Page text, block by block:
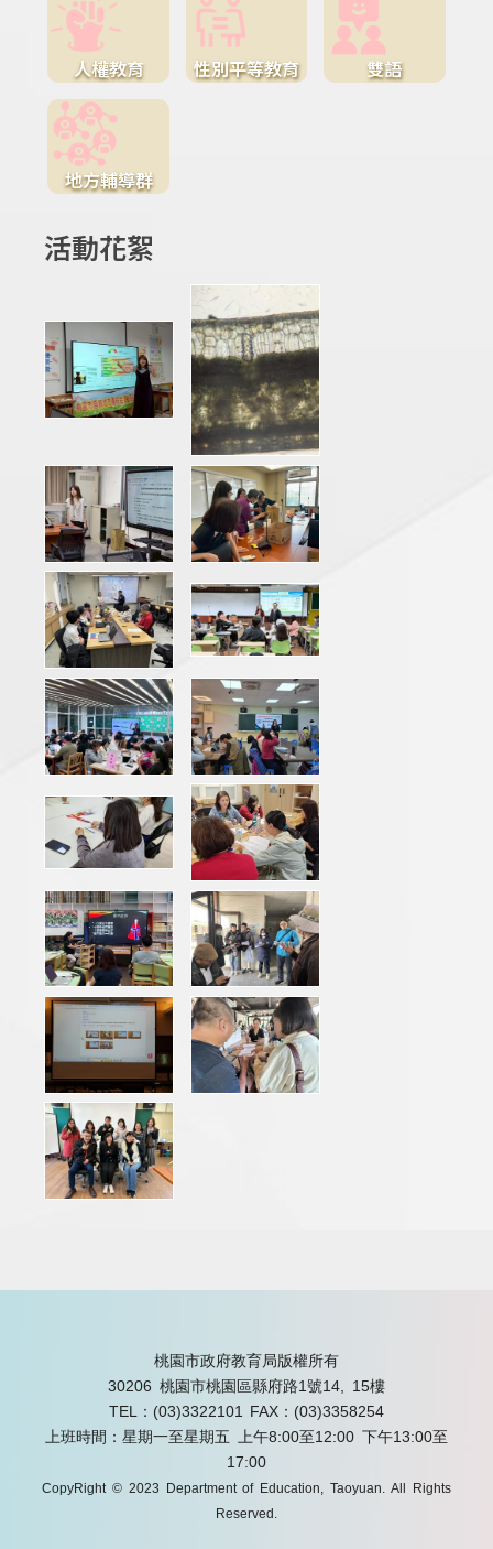
人權教育 性別平等教育 雙語
地方輔導群
活動花絮
桃園市政府教育局版權所有
30206 桃園市桃園區縣府路1號14, 15樓
TEL：(03)3322101 FAX：(03)3358254
上班時間：星期一至星期五 上午8:00至12:00 下午13:00至
17:00
CopyRight © 2023 Department of Education, Taoyuan. All Rights
Reserved.